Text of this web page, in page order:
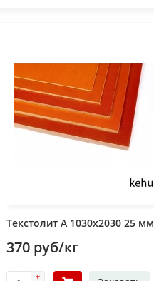
Текстолит А 1030х2030 25 мм
370 руб/кг